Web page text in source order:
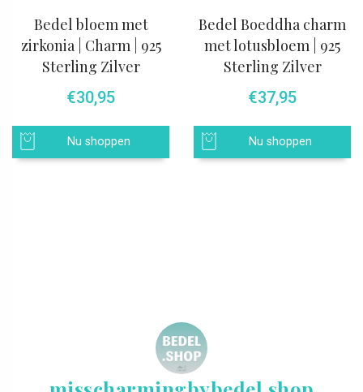
Bedel bloem met
zirkonia | Charm | 925
Sterling Zilver
€30,95
Nu shoppen
Bedel Boeddha charm
met lotusbloem | 925
Sterling Zilver
€37,95
Nu shoppen